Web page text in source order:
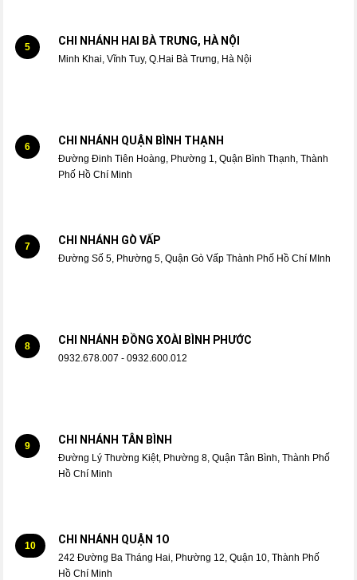
5 CHI NHÁNH HAI BÀ TRƯNG, HÀ NỘI
Minh Khai, Vĩnh Tuy, Q.Hai Bà Trưng, Hà Nội
6 CHI NHÁNH QUẬN BÌNH THẠNH
Đường Đinh Tiên Hoàng, Phường 1, Quận Bình Thạnh, Thành
Phố Hồ Chí Minh
7 CHI NHÁNH GÒ VẤP
Đường Số 5, Phường 5, Quận Gò Vấp Thành Phố Hồ Chí MInh
8 CHI NHÁNH ĐỒNG XOÀI BÌNH PHƯỚC
0932.678.007 - 0932.600.012
9 CHI NHÁNH TÂN BÌNH
Đường Lý Thường Kiệt, Phường 8, Quận Tân Bình, Thành Phố
Hồ Chí Minh
10 CHI NHÁNH QUẬN 1O
242 Đường Ba Tháng Hai, Phường 12, Quận 10, Thành Phố
Hồ Chí Minh